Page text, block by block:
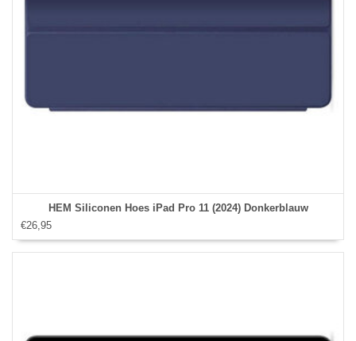
HEM Siliconen Hoes iPad Pro 11 (2024) Donkerblauw
€26,95